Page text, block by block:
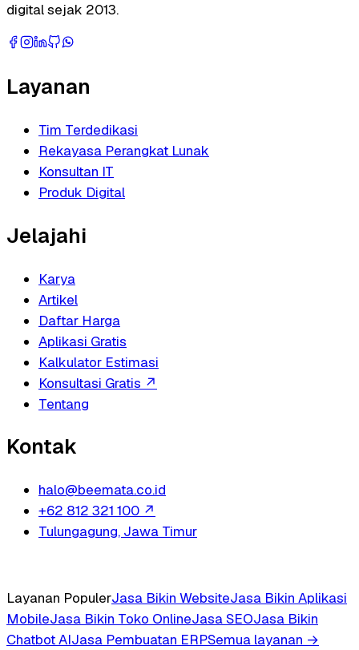
digital sejak 2013.
Layanan
Tim Terdedikasi
Rekayasa Perangkat Lunak
Konsultan IT
Produk Digital
Jelajahi
Karya
Artikel
Daftar Harga
Aplikasi Gratis
Kalkulator Estimasi
Konsultasi Gratis ↗
Tentang
Kontak
halo@beemata.co.id
+62 812 321 100 ↗
Tulungagung, Jawa Timur
Layanan PopulerJasa Bikin WebsiteJasa Bikin Aplikasi
MobileJasa Bikin Toko OnlineJasa SEOJasa Bikin
Chatbot AIJasa Pembuatan ERPSemua layanan →